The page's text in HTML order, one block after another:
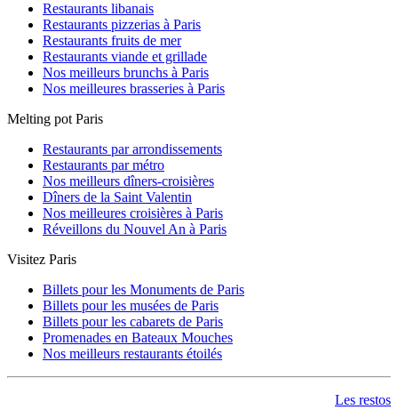
Restaurants libanais
Restaurants pizzerias à Paris
Restaurants fruits de mer
Restaurants viande et grillade
Nos meilleurs brunchs à Paris
Nos meilleures brasseries à Paris
Melting pot Paris
Restaurants par arrondissements
Restaurants par métro
Nos meilleurs dîners-croisières
Dîners de la Saint Valentin
Nos meilleures croisières à Paris
Réveillons du Nouvel An à Paris
Visitez Paris
Billets pour les Monuments de Paris
Billets pour les musées de Paris
Billets pour les cabarets de Paris
Promenades en Bateaux Mouches
Nos meilleurs restaurants étoilés
Les restos